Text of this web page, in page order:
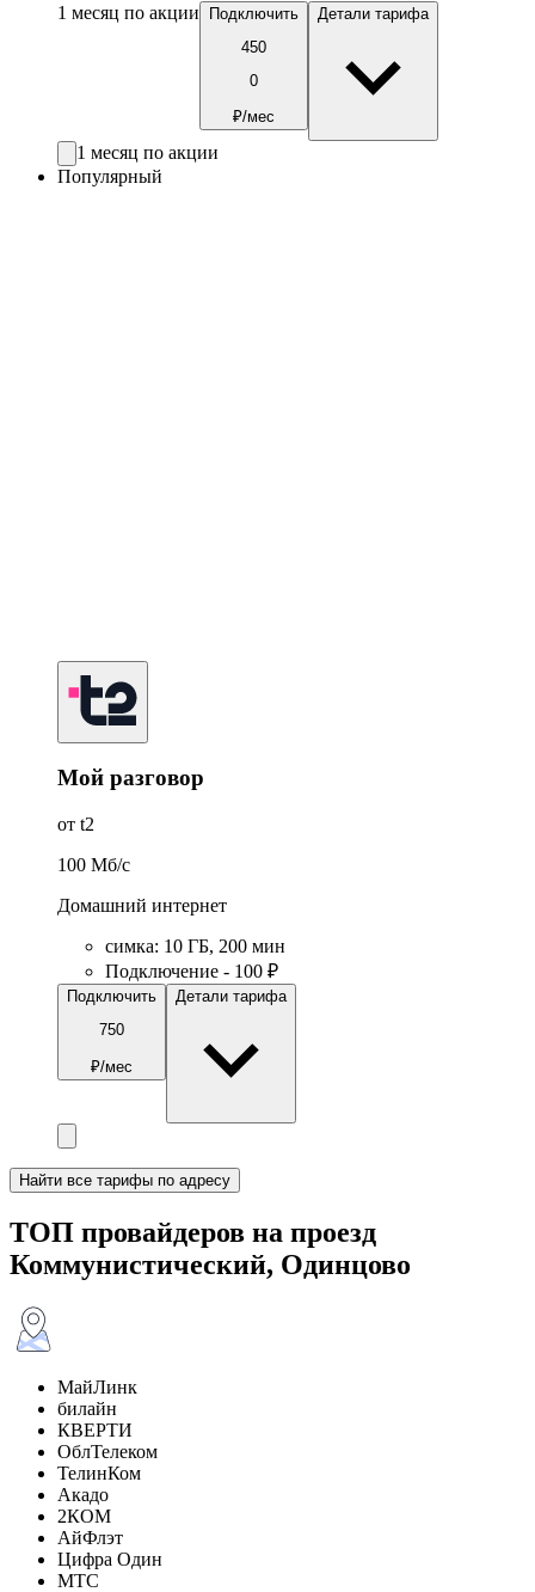
1 месяц по акции
Подключить
450
0
₽/мес
Детали тарифа
1 месяц по акции
Популярный
Мой разговор
от t2
100 Мб/c
Домашний интернет
симка: 10 ГБ, 200 мин
Подключение - 100 ₽
Подключить
750
₽/мес
Детали тарифа
Найти все тарифы по адресу
ТОП провайдеров на проезд
Коммунистический, Одинцово
МайЛинк
билайн
КВЕРТИ
ОблТелеком
ТелинКом
Акадо
2КОМ
АйФлэт
Цифра Один
МТС